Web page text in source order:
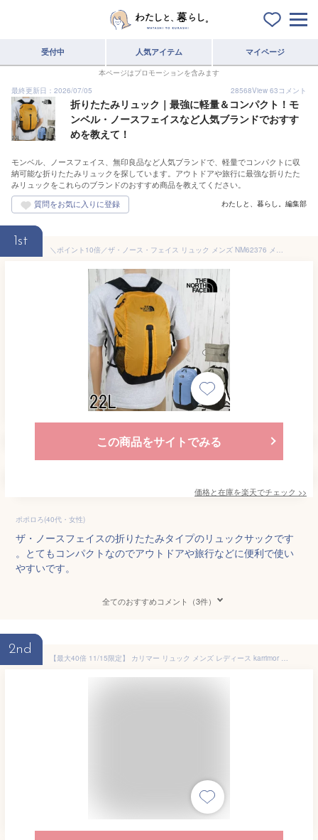
受付中 人気アイテム マイページ
本ページはプロモーションを含みます
最終更新日：2026/07/05
28568View 63コメント
折りたたみリュック｜最強に軽量＆コンパクト！モ
ンベル・ノースフェイスなど人気ブランドでおすす
めを教えて！
モンベル、ノースフェイス、無印良品など人気ブランドで、軽量でコンパクトに収
納可能な折りたたみリュックを探しています。アウトドアや旅行に最強な折りたた
みリュックをこれらのブランドのおすすめ商品を教えてください。
わたしと、暮らし。編集部
1st
＼ポイント10倍／ザ・ノース・フェイス リュック メンズ NM62376 メイフライパック22 レディース 22L デイバッグ 軽量 バックパック サブバッグ ポケッタブル 折り畳み BAG バック アウトドア バッグ 黄色 グレー 青 メール便送料無料 最強翌日配送 evidr
この商品をサイトでみる
価格と在庫を楽天でチェック >>
ポポロろ(40代・女性)
ザ・ノースフェイスの折りたたみタイプのリュックサックです
。とてもコンパクトなのでアウトドアや旅行などに便利で使い
やすいです。
全てのおすすめコメント（3件）
2nd
【最大40倍 11/15限定】 カリマー リュック メンズ レディース karrimor 小さめ 通勤 50代 大人 軽量 軽い おしゃれ ブランド アウトドア 旅行 リュックサック デイパック バッグ パッカブル 折り畳み ナイロン B5 18L mars panel load 18 501074